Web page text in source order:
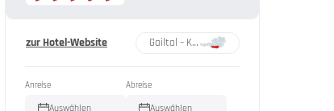
zur Hotel-Website Gailtal – Karnische Alpen
Anreise
Auswählen
Abreise
Auswählen